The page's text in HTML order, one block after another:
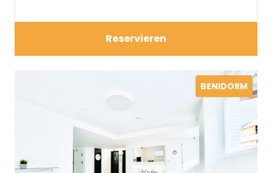
Reservieren
BENIDORM